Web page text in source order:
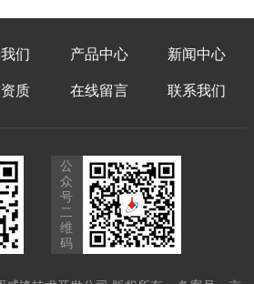
们 产品中心 新闻中心
质 在线留言 联系我们
公
众
号
二
维
码